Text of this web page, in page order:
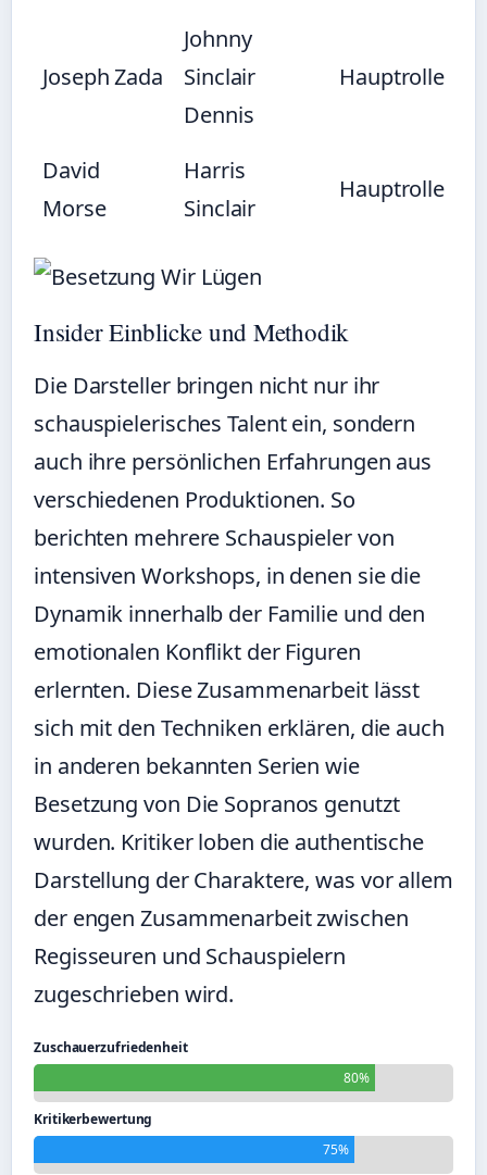
Joseph Zada
Johnny
Sinclair
Dennis
Hauptrolle
David
Morse
Harris
Sinclair
Hauptrolle
Insider Einblicke und Methodik
Die Darsteller bringen nicht nur ihr
schauspielerisches Talent ein, sondern
auch ihre persönlichen Erfahrungen aus
verschiedenen Produktionen. So
berichten mehrere Schauspieler von
intensiven Workshops, in denen sie die
Dynamik innerhalb der Familie und den
emotionalen Konflikt der Figuren
erlernten. Diese Zusammenarbeit lässt
sich mit den Techniken erklären, die auch
in anderen bekannten Serien wie
Besetzung von Die Sopranos genutzt
wurden. Kritiker loben die authentische
Darstellung der Charaktere, was vor allem
der engen Zusammenarbeit zwischen
Regisseuren und Schauspielern
zugeschrieben wird.
Zuschauerzufriedenheit
80%
Kritikerbewertung
75%